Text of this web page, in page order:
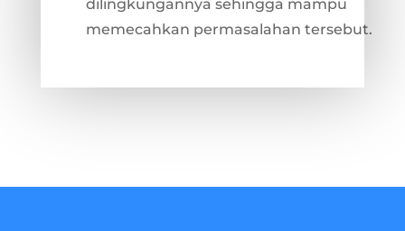
dilingkungannya sehingga mampu
memecahkan permasalahan tersebut.